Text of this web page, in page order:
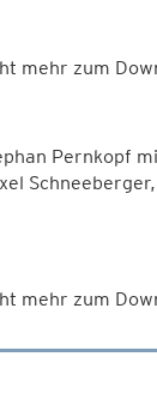
mehr zum
Pernkopf
mehr zum